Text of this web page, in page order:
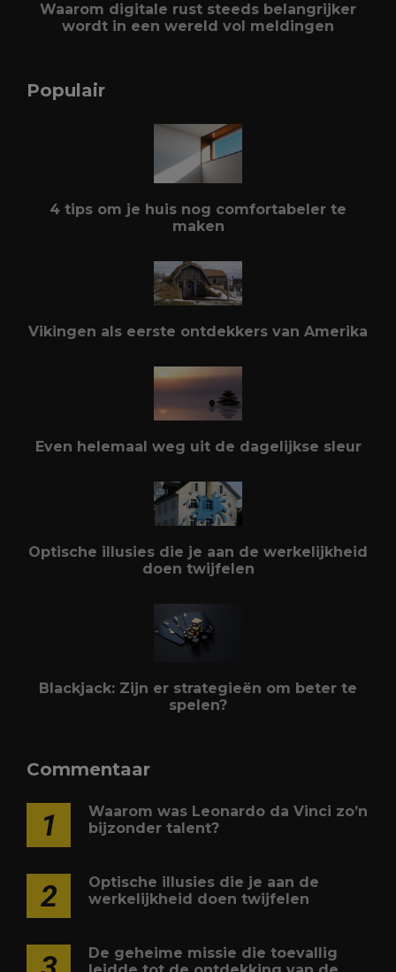
Waarom digitale rust steeds belangrijker
wordt in een wereld vol meldingen
Populair
4 tips om je huis nog comfortabeler te
maken
Vikingen als eerste ontdekkers van Amerika
Even helemaal weg uit de dagelijkse sleur
Optische illusies die je aan de werkelijkheid
doen twijfelen
Blackjack: Zijn er strategieën om beter te
spelen?
Commentaar
1
Waarom was Leonardo da Vinci zo’n
bijzonder talent?
2
Optische illusies die je aan de
werkelijkheid doen twijfelen
De geheime missie die toevallig